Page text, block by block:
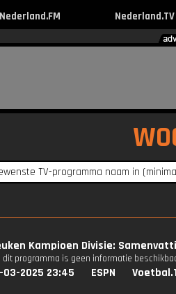
Nederland.FM Nederland.TV
Kampioen Divisie:
dit programma is geen informatie
03-2025 23:45 ESPN